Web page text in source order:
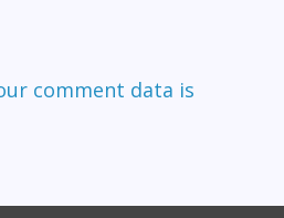
comment data is